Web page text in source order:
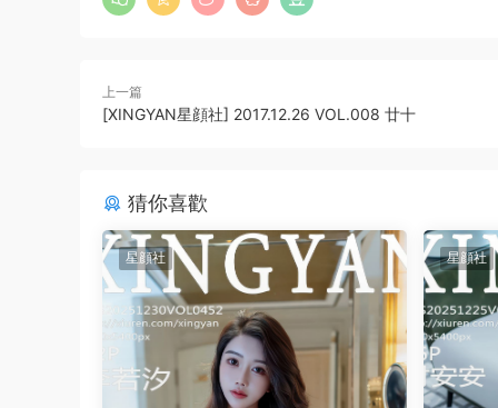
上一篇
[XINGYAN星顔社] 2017.12.26 VOL.008 廿十
猜你喜歡
星顔社 星顔社